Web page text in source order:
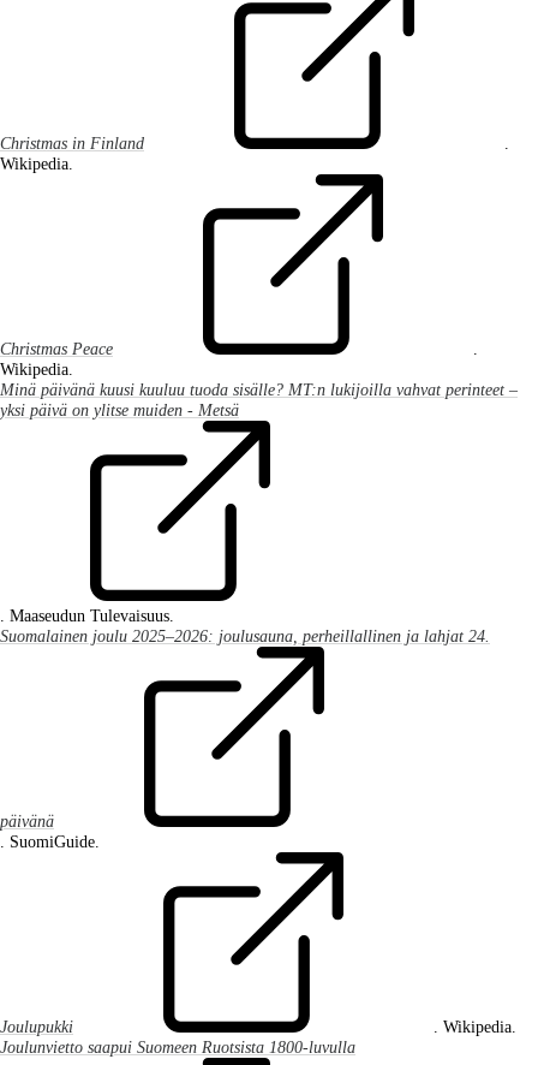
Christmas in Finland
Wikipedia.
Christmas Peace
Wikipedia.
Minä päivänä kuusi kuuluu tuoda sisälle? MT:n lukijoilla vahvat perinteet –
yksi päivä on ylitse muiden - Metsä
. Maaseudun Tulevaisuus.
Suomalainen joulu 2025–2026: joulusauna, perheillallinen ja lahjat 24.
päivänä
. SuomiGuide.
Joulupukki
. Wikipedia.
Joulunvietto saapui Suomeen Ruotsista 1800-luvulla